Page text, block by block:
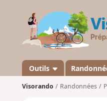
Outils
Visorando Randonnées